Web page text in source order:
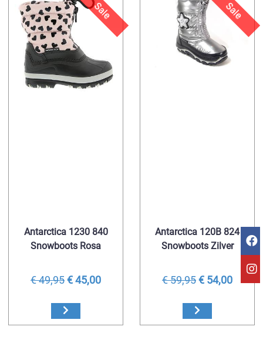
Sale
Antarctica 1230 840
Snowboots Rosa
€ 49,95€ 45,00
Sale
Antarctica 120B 824
Snowboots Zilver
€ 59,95€ 54,00